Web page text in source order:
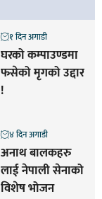
घरको कम्पाउण्डमा
फसेको मृगको उद्दार
!
१ दिन अगाडी
अनाथ बालकहरु
लाई नेपाली सेनाको
विशेष भोजन
४ दिन अगाडी